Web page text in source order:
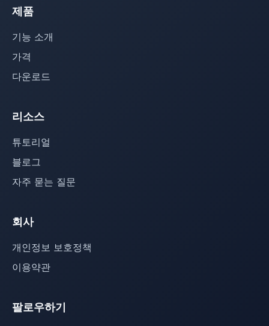
제품
기능 소개
가격
다운로드
리소스
튜토리얼
블로그
자주 묻는 질문
회사
개인정보 보호정책
이용약관
팔로우하기